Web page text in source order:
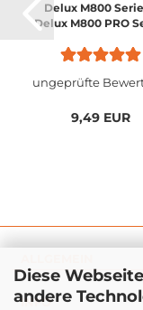
Diese
andere
Delux M800
Delux M800 PRO
ungeprüfte
9,49 EUR
INFO